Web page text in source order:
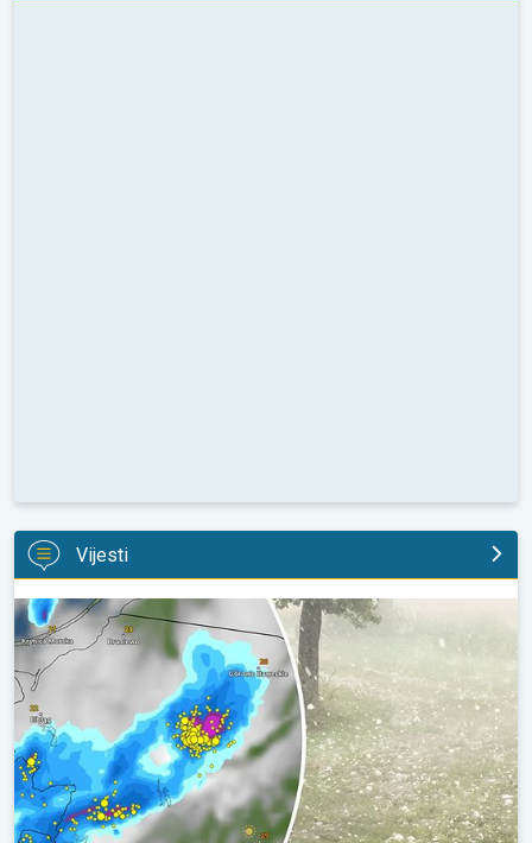
Vijesti
Ogromni komadi leda u Poljskoj. Nevrijeme. . .